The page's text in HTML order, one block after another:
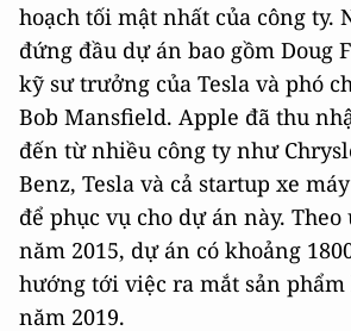
hoạch tối mật nhất của công ty.
đứng đầu dự án bao gồm Doug
kỹ sư trưởng của Tesla và phó
Bob Mansfield. Apple đã thu
đến từ nhiều công ty như
Benz, Tesla và cả startup xe
để phục vụ cho dự án này.
năm 2015, dự án có khoảng
hướng tới việc ra mắt sản
năm 2019.